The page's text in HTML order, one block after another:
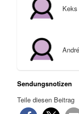
Keks
André
Sendungsnotizen
Teile diesen Beitrag